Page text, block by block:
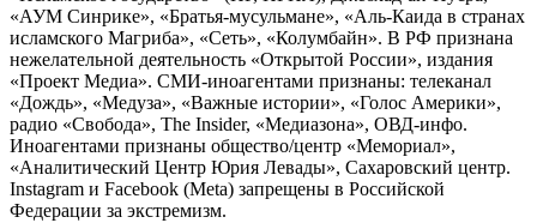
«АУМ Синрике», «Братья-мусульмане», «Аль-Каида в странах
исламского Магриба», «Сеть», «Колумбайн». В РФ признана
нежелательной деятельность «Открытой России», издания
«Проект Медиа». СМИ-иноагентами признаны: телеканал
«Дождь», «Медуза», «Важные истории», «Голос Америки»,
радио «Свобода», The Insider, «Медиазона», ОВД-инфо.
Иноагентами признаны общество/центр «Мемориал»,
«Аналитический Центр Юрия Левады», Сахаровский центр.
Instagram и Facebook (Metа) запрещены в Российской
Федерации за экстремизм.